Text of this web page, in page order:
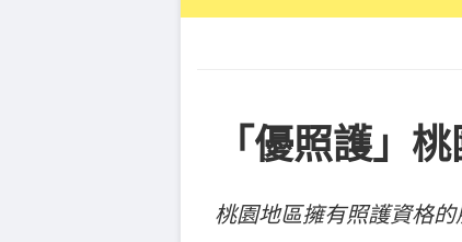
「優照護」
桃園地區擁有照護資格